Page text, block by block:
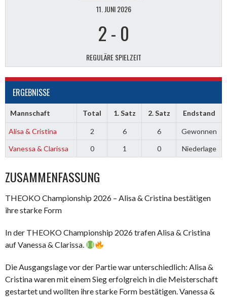
11. JUNI 2026
2- 0
REGULÄRE SPIELZEIT
ERGEBNISSE
Mannschaft Total 1. Satz 2. Satz Endstand
Alisa & Cristina 2 6 6
Gewonnen
Vanessa & Clarissa
0 1 0 Niederlage
ZUSAMMENFASSUNG
THEOKO Championship 2026 – Alisa & Cristina bestätigen
ihre starke Form
In der THEOKO Championship 2026 trafen Alisa & Cristina
auf Vanessa & Clarissa.
Die Ausgangslage vor der Partie war unterschiedlich: Alisa &
Cristina waren mit einem Sieg erfolgreich in die Meisterschaft
gestartet und wollten ihre starke Form bestätigen. Vanessa &